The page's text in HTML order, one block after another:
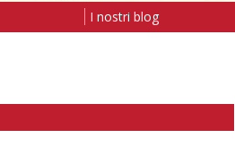
I nostri blog